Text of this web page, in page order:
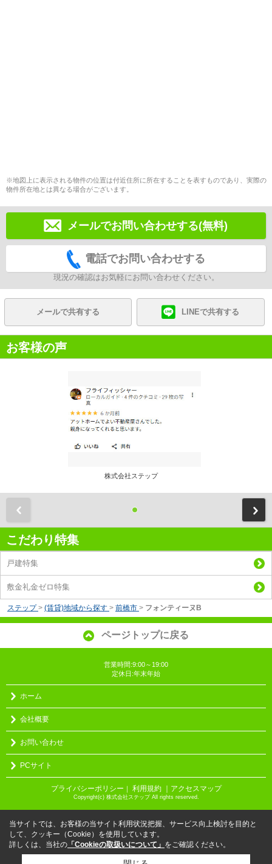
※地図上に表示される物件の位置は付近住所に所在することを表すものであり、実際の
物件所在地とは異なる場合がございます。
メールでお問い合わせする(無料)
電話でお問い合わせする
現況の確認はお気軽にお問い合わせください。
メールで共有する LINEで共有する
お客様の声
株式会社ステップ
こだわり特集
戸建特集
敷金礼金ゼロ特集
ステップ > (賃貸)地域から探す > 前橋市 > フォンティーヌB
ページトップに戻る
営業時間:9:00～19:00
定休日:年末年始
ホーム
会社概要
お問い合わせ
PCサイト
プライバシーポリシー 利用規約 ｜アクセスマップ
Copyright(c) 株式会社ステップ All rights reserved.
当サイトでは、お客様の当サイト利用状況把握、サービス向上検討を目的と
して、クッキー（Cookie）を使用しています。
詳しくは、当社の 「Cookieの取扱いについて」 をご確認ください。